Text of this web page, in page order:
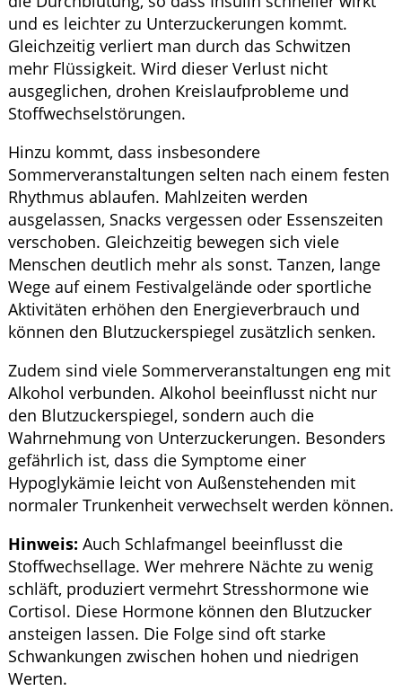
und es leichter zu Unterzuckerungen kommt.
Gleichzeitig verliert man durch das Schwitzen
mehr Flüssigkeit. Wird dieser Verlust nicht
ausgeglichen, drohen Kreislaufprobleme und
Stoffwechselstörungen.
Hinzu kommt, dass insbesondere
Sommerveranstaltungen selten nach einem festen
Rhythmus ablaufen. Mahlzeiten werden
ausgelassen, Snacks vergessen oder Essenszeiten
verschoben. Gleichzeitig bewegen sich viele
Menschen deutlich mehr als sonst. Tanzen, lange
Wege auf einem Festivalgelände oder sportliche
Aktivitäten erhöhen den Energieverbrauch und
können den Blutzuckerspiegel zusätzlich senken.
Zudem sind viele Sommerveranstaltungen eng mit
Alkohol verbunden. Alkohol beeinflusst nicht nur
den Blutzuckerspiegel, sondern auch die
Wahrnehmung von Unterzuckerungen. Besonders
gefährlich ist, dass die Symptome einer
Hypoglykämie leicht von Außenstehenden mit
normaler Trunkenheit verwechselt werden können.
Hinweis: Auch Schlafmangel beeinflusst die
Stoffwechsellage. Wer mehrere Nächte zu wenig
schläft, produziert vermehrt Stresshormone wie
Cortisol. Diese Hormone können den Blutzucker
ansteigen lassen. Die Folge sind oft starke
Schwankungen zwischen hohen und niedrigen
Werten.